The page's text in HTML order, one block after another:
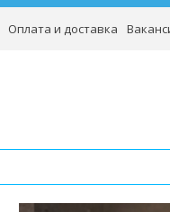
Оплата и доставка